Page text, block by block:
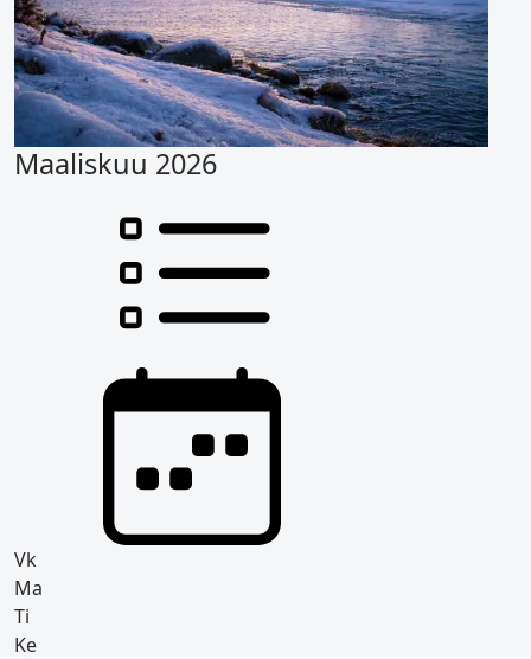
Maaliskuu 2026
Vk
Ma
Ti
Ke